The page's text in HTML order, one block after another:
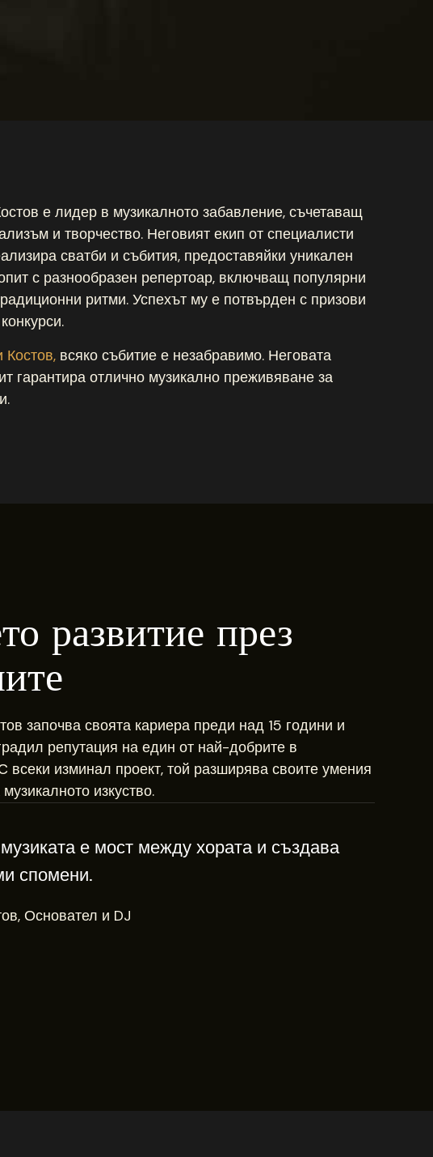
е лидер в музикалното забавление, съчетаващ
и творчество. Неговият екип от специалисти
сватби и събития, предоставяйки уникален
с разнообразен репертоар, включващ популярни
ритми. Успехът му е потвърден с призови
Костов, всяко събитие е незабравимо. Неговата
гарантира отлично музикално преживяване за
развитие през
започва своята кариера преди над 15 години и
репутация на един от най-добрите в
всеки изминал проект, той разширява своите умения
изкуство.
е мост между хората и създава
спомени.
Основател и DJ